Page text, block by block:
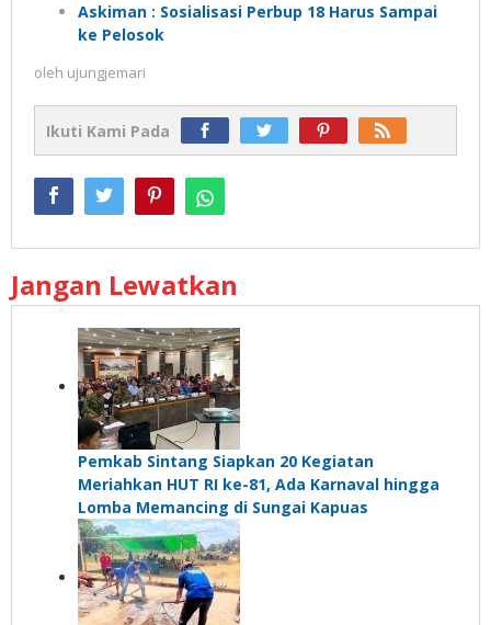
Askiman : Sosialisasi Perbup 18 Harus Sampai
ke Pelosok
oleh ujungjemari
Ikuti Kami Pada
Jangan Lewatkan
Pemkab Sintang Siapkan 20 Kegiatan
Meriahkan HUT RI ke-81, Ada Karnaval hingga
Lomba Memancing di Sungai Kapuas